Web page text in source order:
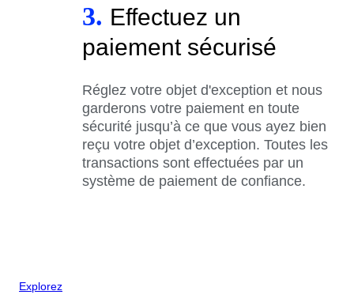
3. Effectuez un
paiement sécurisé
Réglez votre objet d'exception et nous
garderons votre paiement en toute
sécurité jusqu’à ce que vous ayez bien
reçu votre objet d’exception. Toutes les
transactions sont effectuées par un
système de paiement de confiance.
Explorez